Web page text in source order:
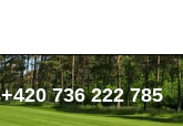
+420 736 222 785